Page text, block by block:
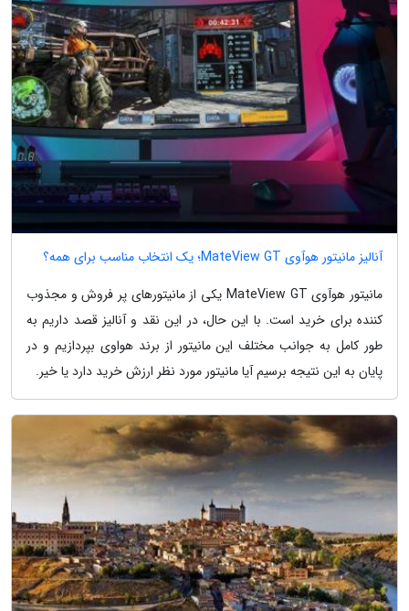
آنالیز مانیتور هوآوی MateView GT؛ یک انتخاب مناسب برای همه؟
مانیتور هوآوی MateView GT یکی از مانیتورهای پر فروش و مجذوب
کننده برای خرید است. با این حال، در این نقد و آنالیز قصد داریم به
طور کامل به جوانب مختلف این مانیتور از برند هواوی بپردازیم و در
پایان به این نتیجه برسیم آیا مانیتور مورد نظر ارزش خرید دارد یا خیر.